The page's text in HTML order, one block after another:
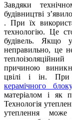
Завдяки
будівництві
. При їх
технологію. Це
будівель. Якщо
неправильно, це
причиною
цвілі і ін. При
керамічного
матеріалом і як
Технологія
утеплення може